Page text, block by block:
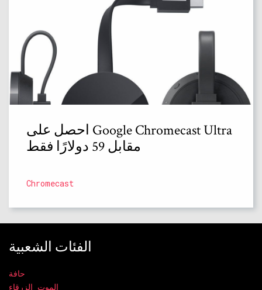
احصل على Google Chromecast Ultra
مقابل 59 دولارًا فقط
Chromecast
الفئات الشعبية
حافة
الموت الزرقاء